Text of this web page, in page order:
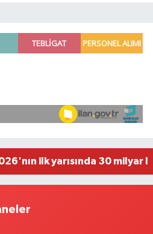
dairesinde çıkan
kitabı tanıtıldı